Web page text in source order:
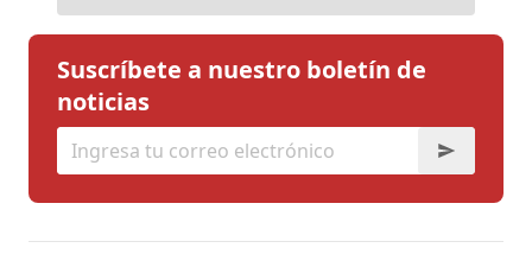
Suscríbete a nuestro boletín de
noticias